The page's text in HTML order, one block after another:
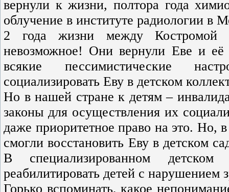
вернули к жизни, полтора года
облучение в институте радиологии в
2 года жизни между Костромой
невозможное! Они вернули Еве и её
всякие пессимистические
социализировать Еву в детском
Но в нашей стране к детям –
законы для осуществления их
даже приоритетное право на это. Но,
смогли восстановить Еву в детском
В специализированном
реабилитировать детей с нарушением
Горько вспоминать, какое